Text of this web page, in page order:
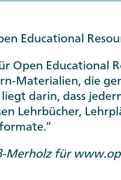
Educational
Open Educational
Materialien, die
darin, dass
Lehrbücher,
für